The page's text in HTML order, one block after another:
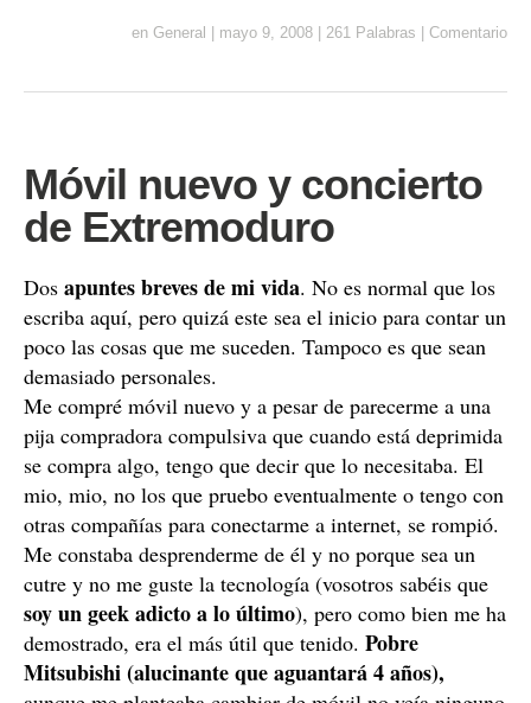
en General mayo 9, 2008 261 Palabras Comentario
Móvil nuevo y concierto
de Extremoduro
Dos apuntes breves de mi vida. No es normal que los
escriba aquí, pero quizá este sea el inicio para contar un
poco las cosas que me suceden. Tampoco es que sean
demasiado personales.
Me compré móvil nuevo y a pesar de parecerme a una
pija compradora compulsiva que cuando está deprimida
se compra algo, tengo que decir que lo necesitaba. El
mio, mio, no los que pruebo eventualmente o tengo con
otras compañías para conectarme a internet, se rompió.
Me constaba desprenderme de él y no porque sea un
cutre y no me guste la tecnología (vosotros sabéis que
soy un geek adicto a lo último), pero como bien me ha
demostrado, era el más útil que tenido. Pobre
Mitsubishi (alucinante que aguantará 4 años),